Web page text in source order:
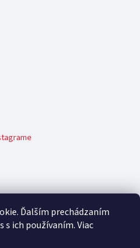
Ďalším prechádzaním
ich používaním. Viac